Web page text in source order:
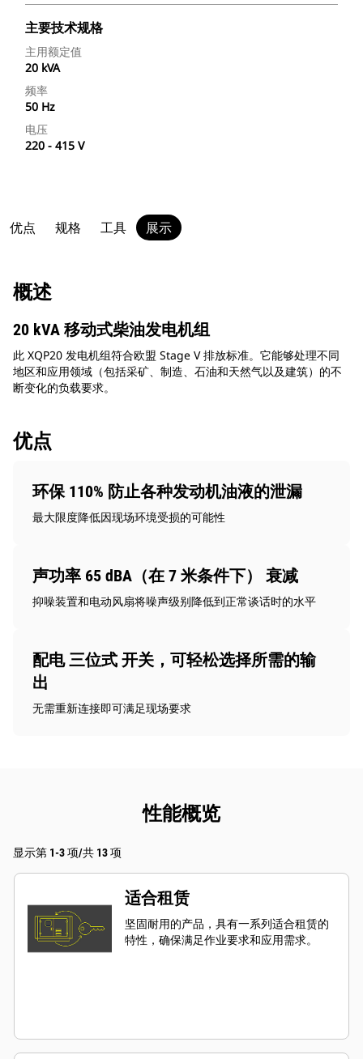
主要技术规格
主用额定值
20 kVA
频率
50 Hz
电压
220 - 415 V
优点 规格 工具 展示
概述
20 kVA 移动式柴油发电机组
此 XQP20 发电机组符合欧盟 Stage V 排放标准。它能够处理不同
地区和应用领域（包括采矿、制造、石油和天然气以及建筑）的不
断变化的负载要求。
优点
环保 110% 防止各种发动机油液的泄漏
最大限度降低因现场环境受损的可能性
声功率 65 dBA（在 7 米条件下） 衰减
抑噪装置和电动风扇将噪声级别降低到正常谈话时的水平
配电 三位式 开关，可轻松选择所需的输
出
无需重新连接即可满足现场要求
性能概览
显示第 1-3 项/共 13 项
适合租赁
坚固耐用的产品，具有一系列适合租赁的
特性，确保满足作业要求和应用需求。